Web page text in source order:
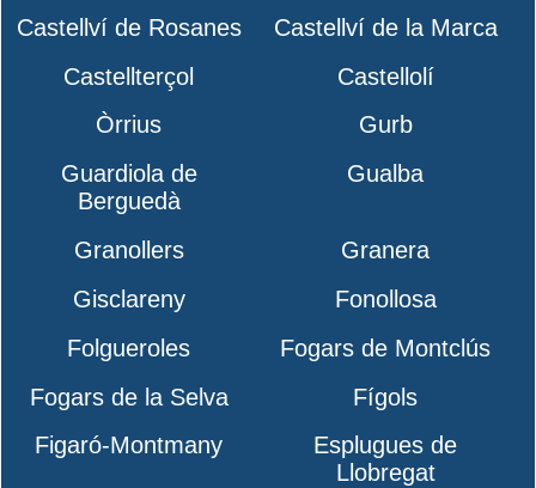
Castellví de Rosanes
Castellví de la Marca
Castellterçol
Castellolí
Òrrius
Gurb
Guardiola de
Berguedà
Gualba
Granollers
Granera
Gisclareny
Fonollosa
Folgueroles
Fogars de Montclús
Fogars de la Selva
Fígols
Figaró-Montmany
Esplugues de
Llobregat